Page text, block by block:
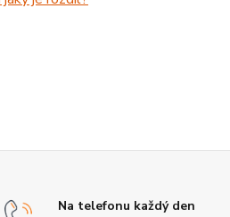
Na telefonu každý den